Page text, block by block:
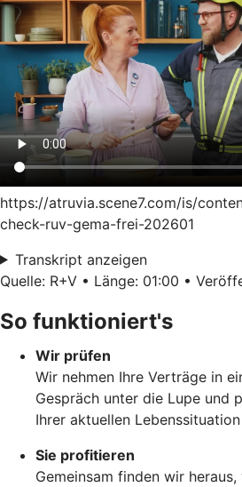
https://atruvia.scene7.com/is/
check-ruv-gema-frei-202601
Transkript anzeigen
Quelle: R+V • Länge: 01:00 •
So funktioniert's
Wir prüfen
Wir nehmen Ihre Verträge in
Gespräch unter die Lupe und
Ihrer aktuellen
Sie profitieren
Gemeinsam finden wir